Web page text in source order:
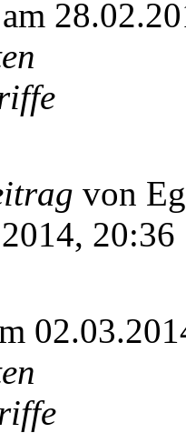
von
20:36